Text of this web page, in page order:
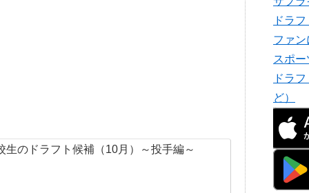
生のドラフト候補（10月）～投手編～
ドラ
ファ
スポ
ドラ
ど）